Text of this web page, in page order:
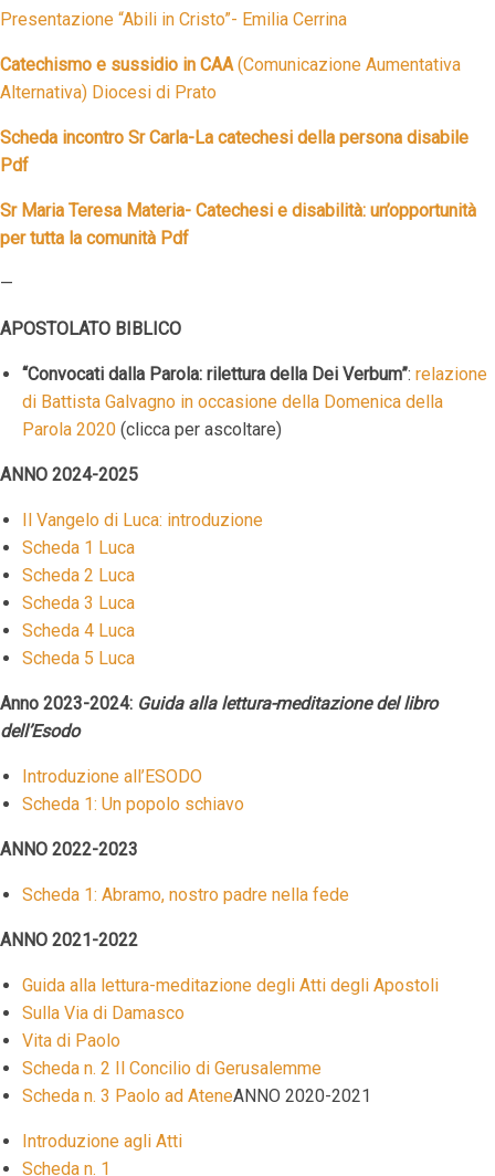
Presentazione “Abili in Cristo”- Emilia Cerrina
Catechismo e sussidio in CAA(Comunicazione Aumentativa
Alternativa) Diocesi di Prato
Scheda incontro Sr Carla-La catechesi della persona disabile
Pdf
Sr Maria Teresa Materia- Catechesi e disabilità: un’opportunità
per tutta la comunità Pdf
—
APOSTOLATO BIBLICO
“Convocati dalla Parola: rilettura della Dei Verbum”: relazione
di Battista Galvagno in occasione della Domenica della
Parola 2020 (clicca per ascoltare)
ANNO 2024-2025
Il Vangelo di Luca: introduzione
Scheda 1 Luca
Scheda 2 Luca
Scheda 3 Luca
Scheda 4 Luca
Scheda 5 Luca
Anno 2023-2024: Guida alla lettura-meditazione del libro
dell’Esodo
Introduzione all’ESODO
Scheda 1: Un popolo schiavo
ANNO 2022-2023
Scheda 1: Abramo, nostro padre nella fede
ANNO 2021-2022
Guida alla lettura-meditazione degli Atti degli Apostoli
Sulla Via di Damasco
Vita di Paolo
Scheda n. 2 Il Concilio di Gerusalemme
Scheda n. 3 Paolo ad AteneANNO 2020-2021
Introduzione agli Atti
Scheda n. 1